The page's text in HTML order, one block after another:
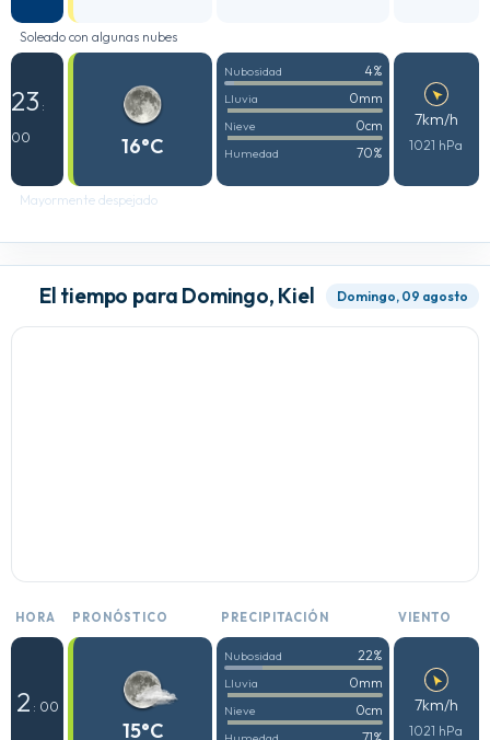
Soleado con algunas nubes
23 :
00
16°C
Nubosidad 4%
Lluvia 0mm
Nieve 0cm
Humedad 70%
7km/h
1021 hPa
Mayormente despejado
El tiempo para Domingo, Kiel Domingo, 09 agosto
HORA PRONÓSTICO PRECIPITACIÓN VIENTO
2 : 00
15°C
Nubosidad 22%
Lluvia 0mm
Nieve 0cm 7km/h
1021 hPa